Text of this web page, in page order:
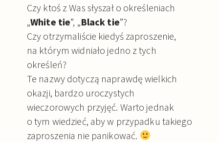
Czy ktoś z Was słyszał o określeniach
„White tie”, „Black tie”?
Czy otrzymaliście kiedyś zaproszenie,
na którym widniało jedno z tych
określeń?
Te nazwy dotyczą naprawdę wielkich
okazji, bardzo uroczystych
wieczorowych przyjęć. Warto jednak
o tym wiedzieć, aby w przypadku takiego
zaproszenia nie panikować.